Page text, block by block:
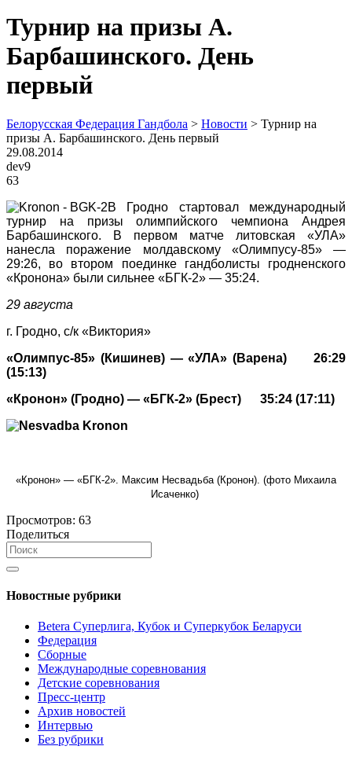
Турнир на призы А.
Барбашинского. День
первый
Белорусская Федерация Гандбола > Новости > Турнир на
призы А. Барбашинского. День первый
29.08.2014
dev9
63
В Гродно стартовал международный
турнир на призы олимпийского чемпиона Андрея
Барбашинского. В первом матче литовская «УЛА»
нанесла поражение молдавскому «Олимпусу-85» —
29:26, во втором поединке гандболисты гродненского
«Кронона» были сильнее «БГК-2» — 35:24.
29 августа
г. Гродно, с/к «Виктория»
«Олимпус-85» (Кишинев) — «УЛА» (Варена) 26:29
(15:13)
«Кронон» (Гродно) — «БГК-2» (Брест) 35:24 (17:11)
«Кронон» — «БГК-2». Максим Несвадьба (Кронон). (фото Михаила
Исаченко)
Просмотров: 63
Поделиться
Новостные рубрики
Betera Суперлига, Кубок и Суперкубок Беларуси
Федерация
Сборные
Международные соревнования
Детские соревнования
Пресс-центр
Архив новостей
Интервью
Без рубрики